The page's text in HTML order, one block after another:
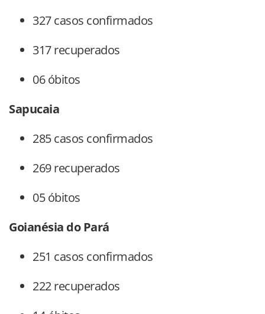
327 casos confirmados
317 recuperados
06 óbitos
Sapucaia
285 casos confirmados
269 recuperados
05 óbitos
Goianésia do Pará
251 casos confirmados
222 recuperados